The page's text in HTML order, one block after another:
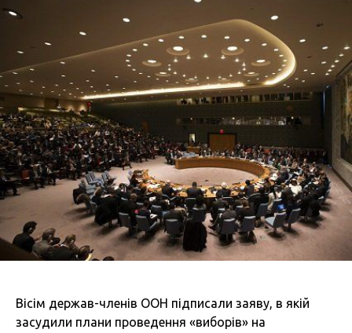
Вісім держав-членів ООН підписали заяву, в якій
засудили плани проведення «виборів» на